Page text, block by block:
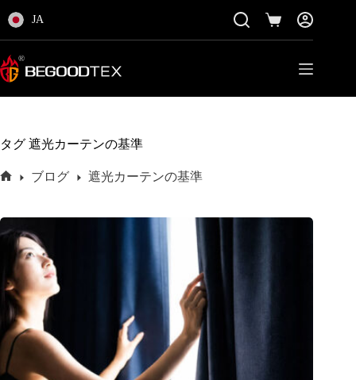
ン
テ
ン
ツ
ッ
JA
シ
ョ
タグ 遮光カーテンの基準
ム
ブログ 遮光カーテンの基準